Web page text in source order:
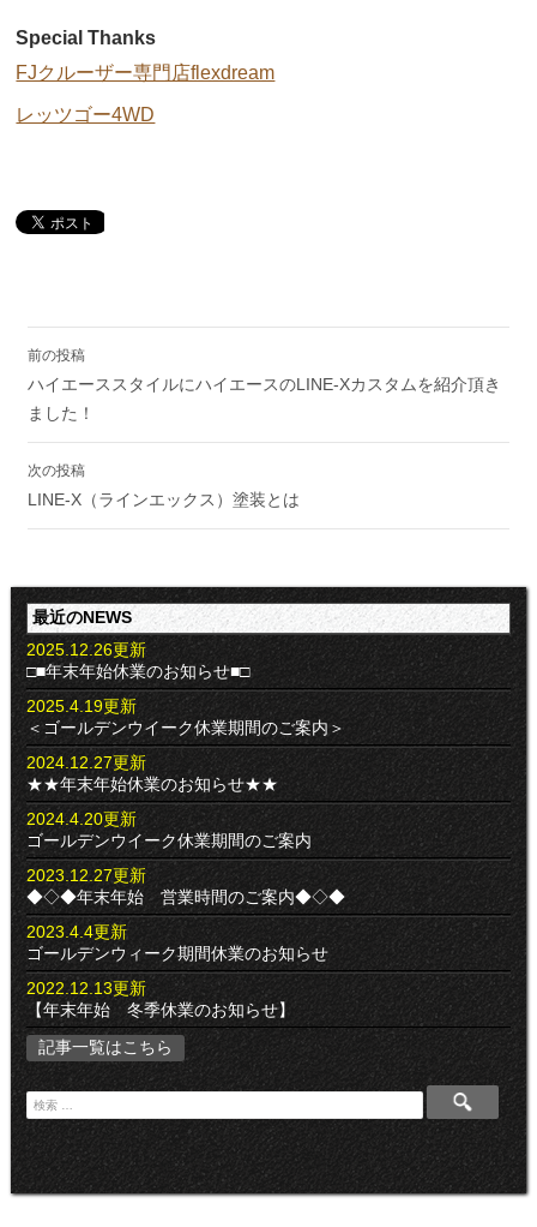
Special Thanks
FJクルーザー専門店flexdream
レッツゴー4WD
稿
ナ
ビ
ゲ
ー
シ
前の投稿
ハイエーススタイルにハイエースのLINE-Xカスタムを紹介頂き
ました！
次の投稿
LINE-X（ラインエックス）塗装とは
最近のNEWS
2025.12.26更新
□■年末年始休業のお知らせ■□
2025.4.19更新
＜ゴールデンウイーク休業期間のご案内＞
2024.12.27更新
★★年末年始休業のお知らせ★★
2024.4.20更新
ゴールデンウイーク休業期間のご案内
2023.12.27更新
◆◇◆年末年始 営業時間のご案内◆◇◆
2023.4.4更新
ゴールデンウィーク期間休業のお知らせ
2022.12.13更新
【年末年始 冬季休業のお知らせ】
記事一覧はこちら
検
索
: